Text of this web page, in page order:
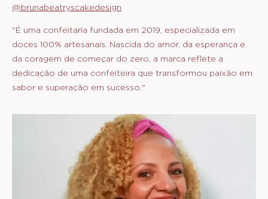
@brunabeatryscakedesign
"É uma confeitaria fundada em 2019, especializada em
doces 100% artesanais. Nascida do amor, da esperança e
da coragem de começar do zero, a marca reflete a
dedicação de uma confeiteira que transformou paixão em
sabor e superação em sucesso."